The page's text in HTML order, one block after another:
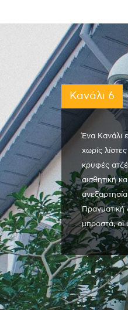
Κανάλι 6
Ένα Κανάλι
χωρίς
κρυφές
αισθητική
Πραγματική
μπροστά, οι